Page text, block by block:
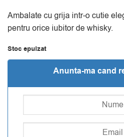
Ambalate cu grija intr-o cutie
pentru orice iubitor de whisky.
Stoc epuizat
Anunta-ma cand